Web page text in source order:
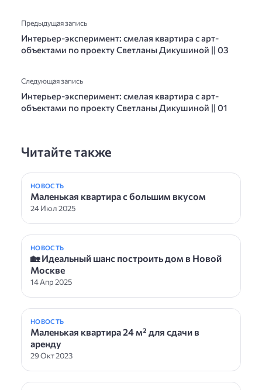
Предыдущая запись
Интерьер-эксперимент: смелая квартира с арт-
объектами по проекту Светланы Дикушиной || 03
Следующая запись
Интерьер-эксперимент: смелая квартира с арт-
объектами по проекту Светланы Дикушиной || 01
Читайте также
НОВОСТЬ
Маленькая квартира с большим вкусом
24 Июл 2025
НОВОСТЬ
🏡 Идеальный шанс построить дом в Новой
Москве
14 Апр 2025
НОВОСТЬ
Маленькая квартира 24 м² для сдачи в
аренду
29 Окт 2023